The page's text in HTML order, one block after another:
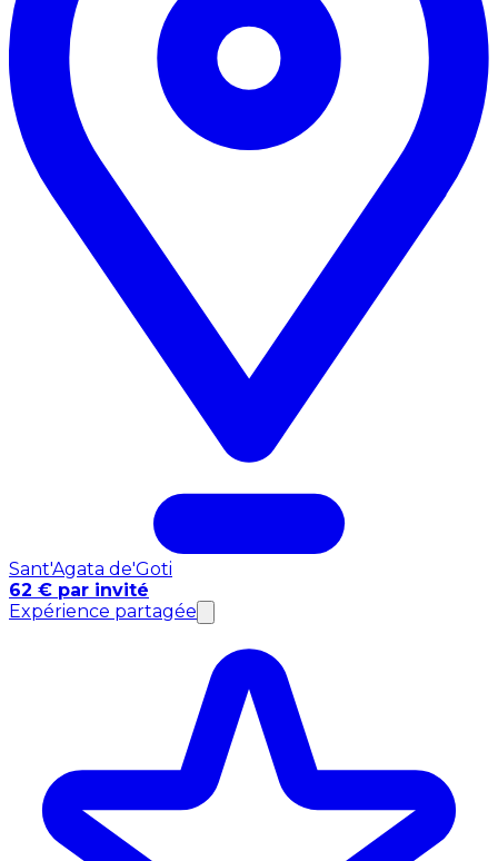
Sant'Agata de'Goti
62 € par invité
Expérience partagée